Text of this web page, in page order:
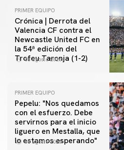
PRIMER EQUIPO
Crónica | Derrota del
Valencia CF contra el
Newcastle United FC en
la 54ª edición del
Trofeu Taronja (1-2)
08 agosto 2026
PRIMER EQUIPO
Pepelu: "Nos quedamos
con el esfuerzo. Debe
servirnos para el inicio
liguero en Mestalla, que
lo estamos esperando"
08 agosto 2026
PRIMER EQUIPO
Las fotos del Valencia CF-